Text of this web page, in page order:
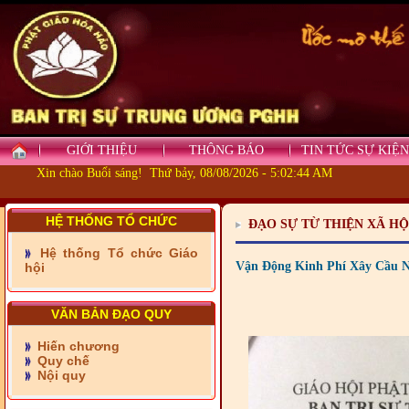
GIỚI THIỆU THÔNG BÁO
TIN TỨC SỰ KIỆN
Xin chào Buổi sáng! Thứ bảy, 08/08/2026 - 5:02:44 AM
HỆ THỐNG TỔ CHỨC
Hệ thống Tổ chức Giáo
hội
VĂN BẢN ĐẠO QUY
Hiến chương
Quy chế
Nội quy
- Những tấm lòng thiện
nguyện vùng biên
- BAN TRỊ SỰ XÃ ĐẠI
PHƯỚC TỈNH ĐỒNG NAI
- Xã Châu Phú khánh
thành cầu Kênh 7 - Nam
kênh Quốc Gia
- Xã Phú Lâm bàn giao 9
căn nhà Đại đoàn kết
- KHỞI CÔNG XÂY CẦU
RẠCH SÚC XÃ MỸ THUẬN
TỈNH VĨNH LONG
ĐẠO SỰ TỪ THIỆN XÃ
Vận Động Kinh Phí Xây Cầu